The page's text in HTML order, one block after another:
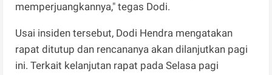
memperjuangkannya," tegas Dodi.
Usai insiden tersebut, Dodi Hendra mengatakan
rapat ditutup dan rencananya akan dilanjutkan pagi
ini. Terkait kelanjutan rapat pada Selasa pagi